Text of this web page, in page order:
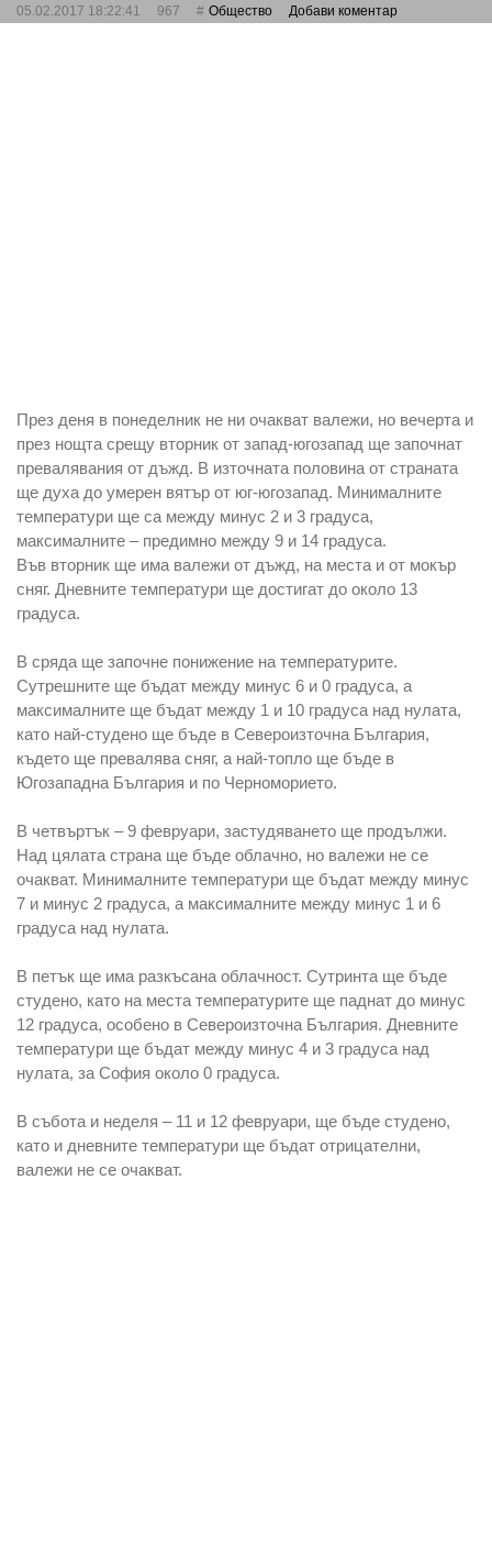
05.02.2017 18:22:41 967 Общество Добави коментар
През деня в понеделник не ни очакват валежи, но вечерта и
през нощта срещу вторник от запад-югозапад ще започнат
превалявания от дъжд. В източната половина от страната
ще духа до умерен вятър от юг-югозапад. Минималните
температури ще са между минус 2 и 3 градуса,
максималните – предимно между 9 и 14 градуса.
Във вторник ще има валежи от дъжд, на места и от мокър
сняг. Дневните температури ще достигат до около 13
градуса.
В сряда ще започне понижение на температурите.
Сутрешните ще бъдат между минус 6 и 0 градуса, а
максималните ще бъдат между 1 и 10 градуса над нулата,
като най-студено ще бъде в Североизточна България,
където ще превалява сняг, а най-топло ще бъде в
Югозападна България и по Черноморието.
В четвъртък – 9 февруари, застудяването ще продължи.
Над цялата страна ще бъде облачно, но валежи не се
очакват. Минималните температури ще бъдат между минус
7 и минус 2 градуса, а максималните между минус 1 и 6
градуса над нулата.
В петък ще има разкъсана облачност. Сутринта ще бъде
студено, като на места температурите ще паднат до минус
12 градуса, особено в Североизточна България. Дневните
температури ще бъдат между минус 4 и 3 градуса над
нулата, за София около 0 градуса.
В събота и неделя – 11 и 12 февруари, ще бъде студено,
като и дневните температури ще бъдат отрицателни,
валежи не се очакват.